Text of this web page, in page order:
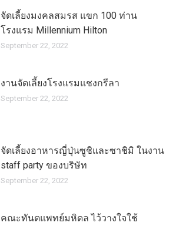
จัดเลี้ยงมงคลสมรส แขก 100 ท่าน
โรงแรม Millennium Hilton
September 22, 2022
งานจัดเลี้ยงโรงแรมแชงกรีลา
September 22, 2022
จัดเลี้ยงอาหารญี่ปุ่นซูชิและซาชิมิ ในงาน
staff party ของบริษัท
September 22, 2022
คณะทันตแพทย์มหิดล ไว้วางใจใช้